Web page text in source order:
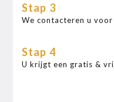
Stap 3
We contacteren u
Stap 4
U krijgt een gratis &